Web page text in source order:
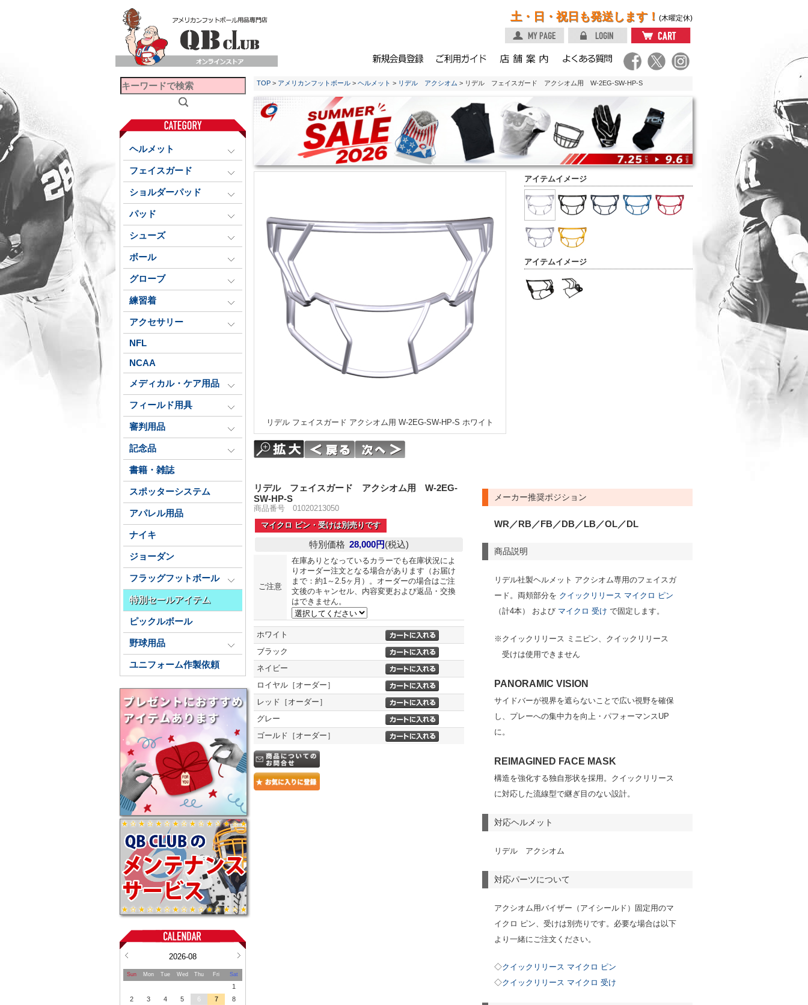
土・日・祝日も発送します！ (木曜定休)
ヘルメット
フェイスガード
ショルダーパッド
パッド
シューズ
ボール
グローブ
練習着
アクセサリー
NFL
NCAA
メディカル・ケア用品
フィールド用具
審判用品
記念品
書籍・雑誌
スポッターシステム
アパレル用品
ナイキ
ジョーダン
フラッグフットボール
特別セールアイテム
ピックルボール
野球用品
ユニフォーム作製依頼
2026-08
Sun Mon Tue Wed Thu Fri Sat
1
2
3 4 5 6 7
8
TOP > アメリカンフットボール > ヘルメット > リデル アクシオム > リデル フェイスガード アクシオム用 W-2EG-SW-HP-S
アイテムイメージ
アイテムイメージ
リデル フェイスガード アクシオム用 W-2EG-SW-HP-S ホワイト
メーカー推奨ポジション
WR／RB／FB／DB／LB／OL／DL
商品説明
リデル社製ヘルメット アクシオム専用のフェイスガ
ード。両頬部分を クイックリリース マイクロ ピン
（計4本） および マイクロ 受け で固定します。
※クイックリリース ミニピン、クイックリリース
受けは使用できません
PANORAMIC VISION
サイドバーが視界を遮らないことで広い視野を確保
し、プレーへの集中力を向上・パフォーマンスUP
に。
REIMAGINED FACE MASK
構造を強化する独自形状を採用。クイックリリース
に対応した流線型で継ぎ目のない設計。
対応ヘルメット
リデル アクシオム
対応パーツについて
アクシオム用バイザー（アイシールド）固定用のマ
イクロ ピン、受けは別売りです。必要な場合は以下
より一緒にご注文ください。
◇クイックリリース マイクロ ピン
◇クイックリリース マイクロ 受け
リデル フェイスガード アクシオム用 W-2EG-
SW-HP-S
商品番号 01020213050
マイクロ ピン・受けは別売りです
特別価格 28,000円(税込)
ご注意
在庫ありとなっているカラーでも在庫状況によ
りオーダー注文となる場合があります（お届け
まで：約1～2.5ヶ月）。オーダーの場合はご注
文後のキャンセル、内容変更および返品・交換
はできません。
ホワイト
ブラック
ネイビー
ロイヤル［オーダー］
レッド［オーダー］
グレー
ゴールド［オーダー］